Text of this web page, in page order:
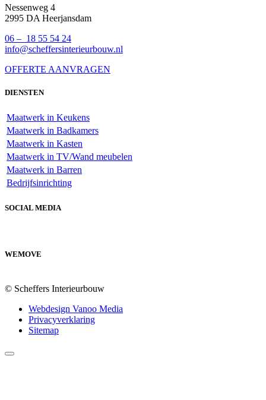
Nessenweg 4
2995 DA Heerjansdam
06 – 18 55 54 24
info@scheffersinterieurbouw.nl
OFFERTE AANVRAGEN
DIENSTEN
Maatwerk in Keukens
Maatwerk in Badkamers
Maatwerk in Kasten
Maatwerk in TV/Wand meubelen
Maatwerk in Barren
Bedrijfsinrichting
SOCIAL MEDIA
WEMOVE
© Scheffers Interieurbouw
Webdesign Vanoo Media
Privacyverklaring
Sitemap